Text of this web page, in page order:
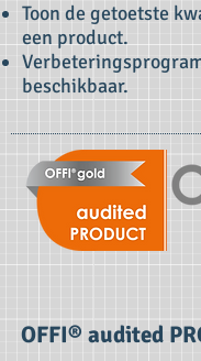
Toon de getoetste
een product.
beschikbaar.
OFFI® audited